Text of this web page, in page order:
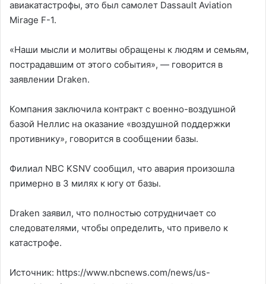
авиакатастрофы, это был самолет Dassault Aviation
Mirage F-1.
«Наши мысли и молитвы обращены к людям и семьям,
пострадавшим от этого события», — говорится в
заявлении Draken.
Компания заключила контракт с военно-воздушной
базой Неллис на оказание «воздушной поддержки
противнику», говорится в сообщении базы.
Филиал NBC KSNV сообщил, что авария произошла
примерно в 3 милях к югу от базы.
Draken заявил, что полностью сотрудничает со
следователями, чтобы определить, что привело к
катастрофе.
Источник: https://www.nbcnews.com/news/us-